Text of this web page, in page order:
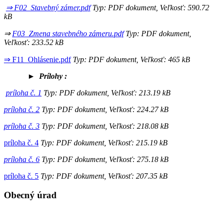
⇒ F02_Stavebný zámer.pdfTyp: PDF dokument, Veľkosť: 590.72
kB
⇒ F03_Zmena stavebného zámeru.pdfTyp: PDF dokument,
Veľkosť: 233.52 kB
⇒ F11_Ohlásenie.pdfTyp: PDF dokument, Veľkosť: 465 kB
► Prílohy :
príloha č. 1 Typ: PDF dokument, Veľkosť: 213.19 kB
príloha č. 2 Typ: PDF dokument, Veľkosť: 224.27 kB
príloha č. 3 Typ: PDF dokument, Veľkosť: 218.08 kB
príloha č. 4 Typ: PDF dokument, Veľkosť: 215.19 kB
príloha č. 6 Typ: PDF dokument, Veľkosť: 275.18 kB
príloha č. 5 Typ: PDF dokument, Veľkosť: 207.35 kB
Obecný úrad